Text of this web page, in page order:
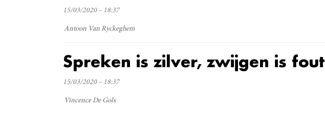
15/03/2020 – 18:37
Antoon Van Ryckeghem
Spreken is zilver, zwijgen is fout
15/03/2020 – 18:37
Vincence De Gols